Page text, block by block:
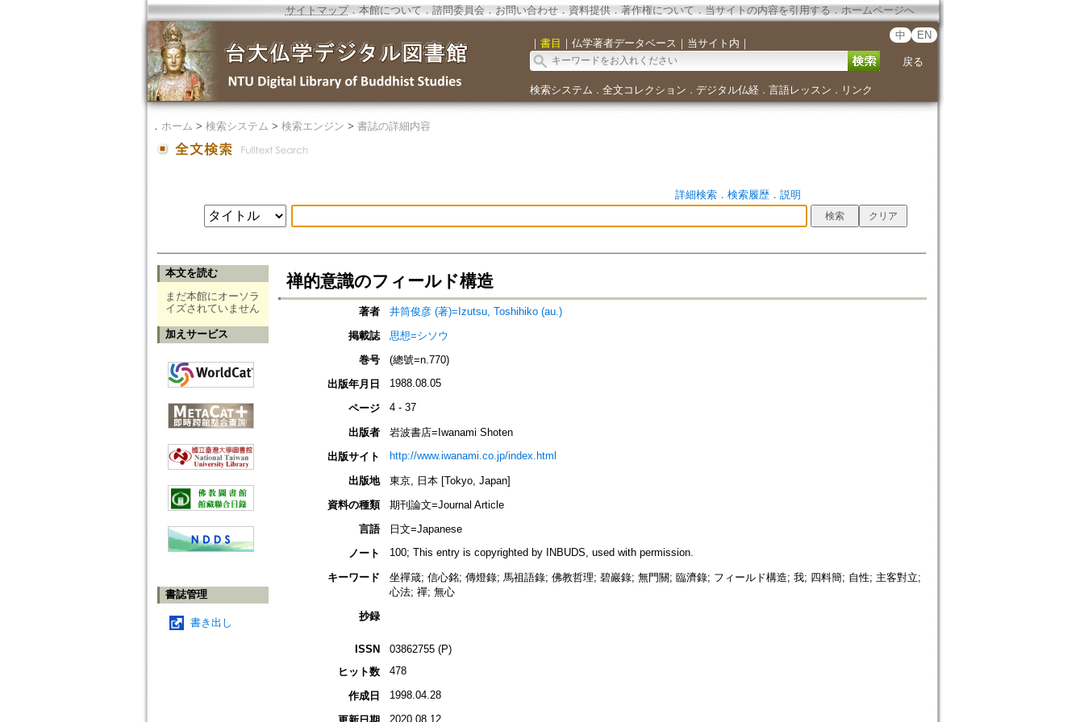
サイトマップ．本館について ． 諮問委員会． お問い合わせ． 資料提供． 著作権について．当サイトの内容を引用する ． ホームページへ
｜ 書目 ｜ 仏学著者データベース ｜ 当サイト内 ｜
中 EN
戻る
検索システム ． 全文コレクション ． デジタル仏経． 言語レッスン ． リンク
． ホーム > 検索システム > 検索エンジン > 書誌の詳細内容
詳細検索． 検索履歴． 説明
本文を読む
まだ本館にオーソラ
イズされていません
加えサービス
書誌管理
書き出し
禅的意識のフィールド構造
著者
井筒俊彦 (著)=Izutsu, Toshihiko (au.)
掲載誌
思想=シソウ
巻号
(總號=n.770)
出版年月日
1988.08.05
ページ 4 - 37
出版者
岩波書店=Iwanami Shoten
出版サイト
http://www.iwanami.co.jp/index.html
出版地
東京, 日本 [Tokyo, Japan]
資料の種類
期刊論文=Journal Article
言語
日文=Japanese
ノート
100; This entry is copyrighted by INBUDS, used with permission.
キーワード
坐禪箴; 信心銘; 傳燈錄; 馬祖語錄; 佛教哲理; 碧巖錄; 無門關; 臨濟錄; フィールド構造; 我; 四料簡; 自性; 主客對立;
心法; 禪; 無心
抄録
ISSN
03862755 (P)
ヒット数
478
作成日 1998.04.28
2020.08.12